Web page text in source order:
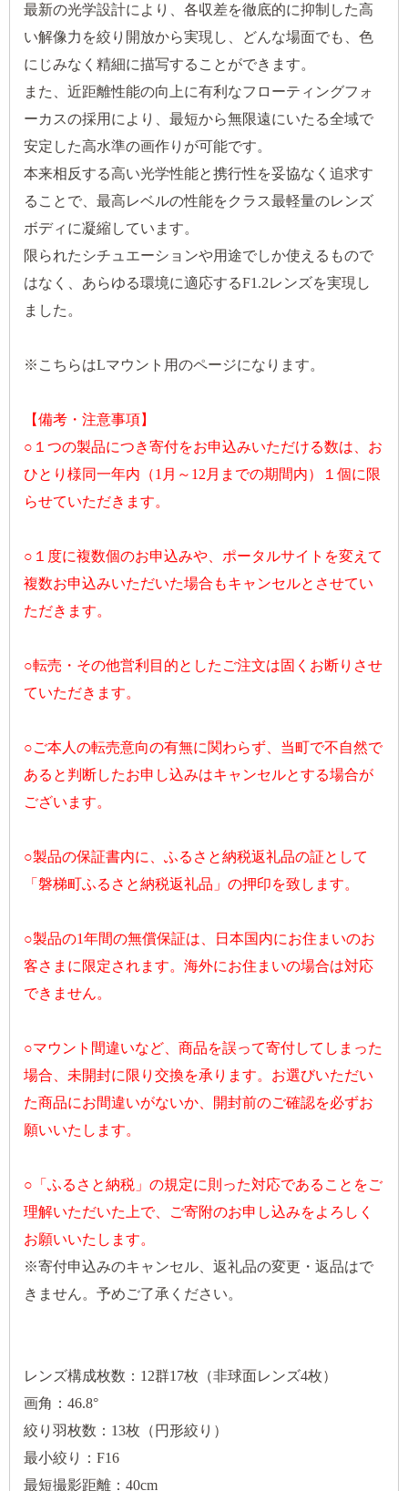
最新の光学設計により、各収差を徹底的に抑制した高
い解像力を絞り開放から実現し、どんな場面でも、色
にじみなく精細に描写することができます。
また、近距離性能の向上に有利なフローティングフォ
ーカスの採用により、最短から無限遠にいたる全域で
安定した高水準の画作りが可能です。
本来相反する高い光学性能と携行性を妥協なく追求す
ることで、最高レベルの性能をクラス最軽量のレンズ
ボディに凝縮しています。
限られたシチュエーションや用途でしか使えるもので
はなく、あらゆる環境に適応するF1.2レンズを実現し
ました。
※こちらはLマウント用のページになります。
【備考・注意事項】
○１つの製品につき寄付をお申込みいただける数は、お
ひとり様同一年内（1月～12月までの期間内）１個に限
らせていただきます。
○１度に複数個のお申込みや、ポータルサイトを変えて
複数お申込みいただいた場合もキャンセルとさせてい
ただきます。
○転売・その他営利目的としたご注文は固くお断りさせ
ていただきます。
○ご本人の転売意向の有無に関わらず、当町で不自然で
あると判断したお申し込みはキャンセルとする場合が
ございます。
○製品の保証書内に、ふるさと納税返礼品の証として
「磐梯町ふるさと納税返礼品」の押印を致します。
○製品の1年間の無償保証は、日本国内にお住まいのお
客さまに限定されます。海外にお住まいの場合は対応
できません。
○マウント間違いなど、商品を誤って寄付してしまった
場合、未開封に限り交換を承ります。お選びいただい
た商品にお間違いがないか、開封前のご確認を必ずお
願いいたします。
○「ふるさと納税」の規定に則った対応であることをご
理解いただいた上で、ご寄附のお申し込みをよろしく
お願いいたします。
※寄付申込みのキャンセル、返礼品の変更・返品はで
きません。予めご了承ください。
レンズ構成枚数：12群17枚（非球面レンズ4枚）
画角：46.8°
絞り羽枚数：13枚（円形絞り）
最小絞り：F16
最短撮影距離：40cm